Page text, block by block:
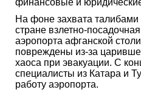
На фоне захвата талибами
стране взлетно-
аэропорта афганской
повреждены из-за
хаоса при эвакуации. С
специалисты из Катара и
работу аэропорта.